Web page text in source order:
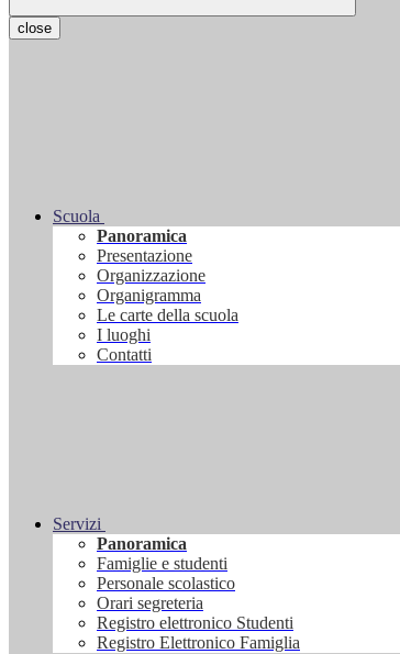
close
Scuola
Panoramica
Presentazione
Organizzazione
Organigramma
Le carte della scuola
I luoghi
Contatti
Servizi
Panoramica
Famiglie e studenti
Personale scolastico
Orari segreteria
Registro elettronico Studenti
Registro Elettronico Famiglia